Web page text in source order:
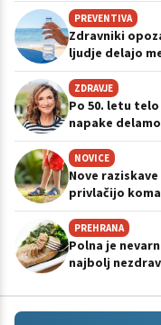
PREVENTIVA
Zdravniki
ljudje delajo
ZDRAVJE
Po 50. letu
napake
NOVICE
Nove
privlačijo
PREHRANA
Polna je
najbolj